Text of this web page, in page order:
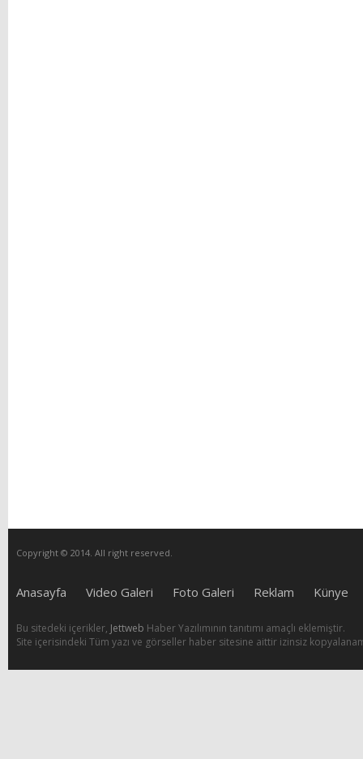
Copyright © 2014. All right reserved.
Anasayfa Video Galeri Foto Galeri Reklam Künye
Bu sitedeki içerikler, Jettweb Haber Yazılımının tanıtımı amaçlı eklemiştir.
Site içerisindeki Tüm yazı ve görseller haber sitesine aittir izinsiz